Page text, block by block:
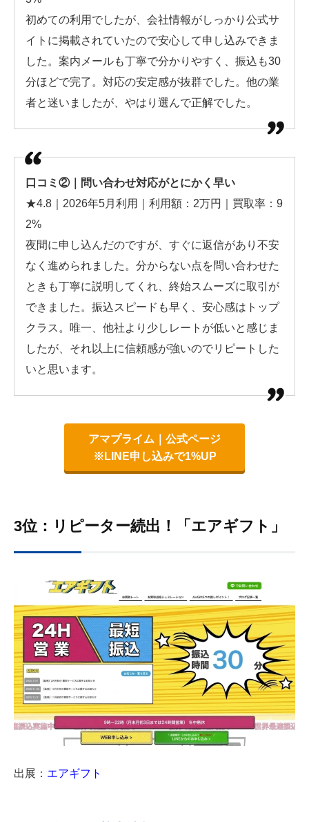
初めての利用でしたが、会社情報がしっかり公式サ
イトに掲載されていたので安心して申し込みできま
した。案内メールも丁寧で分かりやすく、振込も30
分ほどで完了。対応の安定感が抜群でした。他の業
者と迷いましたが、やはり選んで正解でした。
口コミ②｜問い合わせ対応がとにかく早い
★4.8｜2026年5月利用｜利用額：2万円｜買取率：9
2%
夜間に申し込んだのですが、すぐに返信があり不安
なく進められました。分からない点を問い合わせた
ときも丁寧に説明してくれ、終始スムーズに取引が
できました。振込スピードも早く、安心感はトップ
クラス。唯一、他社より少しレートが低いと感じま
したが、それ以上に信頼感が強いのでリピートした
いと思います。
アマプライム｜公式ページ
※LINE申し込みで1%UP
3位：リピーター続出！「エアギフト」
出展： エアギフト